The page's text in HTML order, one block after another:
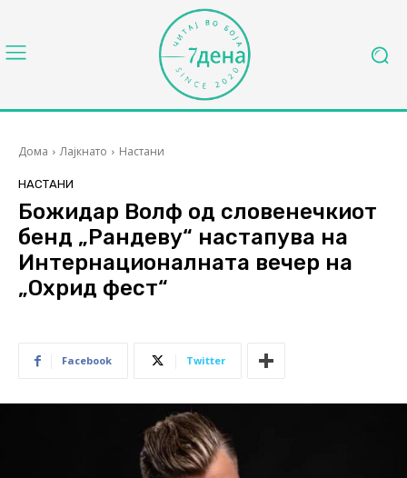
Дома Лајкнато Настани
НАСТАНИ
Божидар Волф од словенечкиот
бенд „Рандеву“ настапува на
Интернационалната вечер на
„Охрид фест“
Facebook Twitter